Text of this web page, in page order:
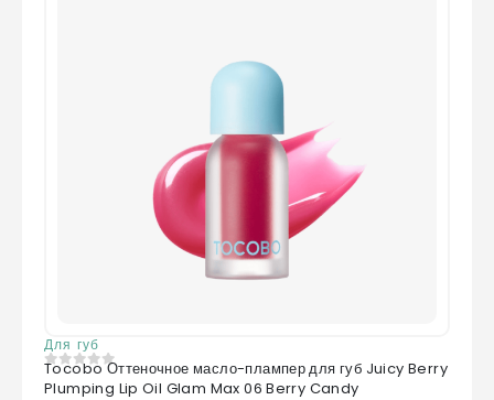
Для губ
0 из 5
Tocobo Оттеночное масло-плампер для губ Juicy Berry
Plumping Lip Oil Glam Max 06 Berry Candy